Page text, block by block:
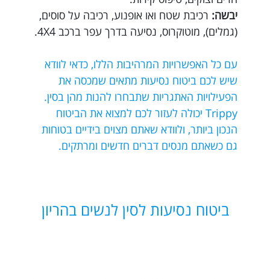
יבשה: רכיבת שטח ואו אופנוע, רכיבה על סוסים,
(גמלים), מוטוקרוס, נסיעה בדרך עפר ברכב 4X4.
עם כל האפשרויות המרהיבות הללו, כדאי לוודא
שיש לכם ביטוח נסיעות מתאים שמכסה את
הפעילויות האתגריות שתבחרו להנות מהן בסין.
Trippy יכולה לעזור לכם למצוא את הביטוח
הנכון ביותר, ולוודא שאתם מצוים בידיים בטוחות
גם כשאתם מנסים דברים חדשים ומרתקים.
ביטוח נסיעות לסין לנשים בהריון